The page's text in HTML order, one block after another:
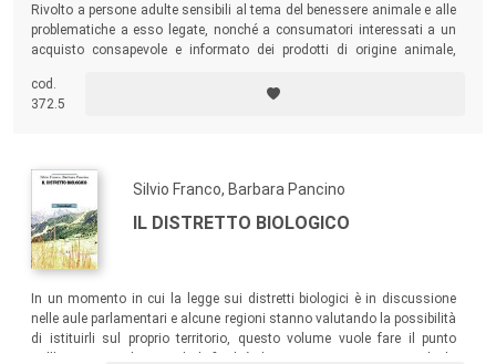
Rivolto a persone adulte sensibili al tema del benessere animale e alle
problematiche a esso legate, nonché a consumatori interessati a un
acquisto consapevole e informato dei prodotti di origine animale,
alle scelte di consumo alimentare dei cittadini dell’Unione Europea.
cod.
372.5
Silvio Franco, Barbara Pancino
IL DISTRETTO BIOLOGICO
In un momento in cui la legge sui distretti biologici è in discussione
nelle aule parlamentari e alcune regioni stanno valutando la possibilità
di istituirli sul proprio territorio, questo volume vuole fare il punto